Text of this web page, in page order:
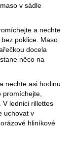
v sádle
a nechte
poklice. Maso
docela
něco na
nechte asi hodinu
V lednici rillettes
uchovat v
hliníkové